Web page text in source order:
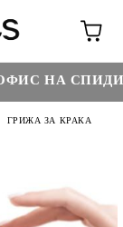
НА СПИДИ
ГРИЖА ЗА КРАКА